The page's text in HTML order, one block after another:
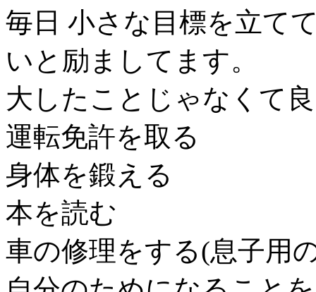
毎日 小さな目標を立て
いと励ましてます。
大したことじゃなくて
運転免許を取る
身体を鍛える
本を読む
車の修理をする(息子用